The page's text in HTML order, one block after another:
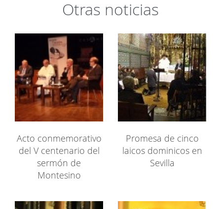
Otras noticias
Acto conmemorativo
del V centenario del
sermón de
Montesino
Promesa de cinco
laicos dominicos en
Sevilla